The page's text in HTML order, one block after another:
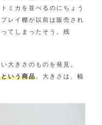
ミカを並べるのにちょう
レイ棚が以前は販売され
てしまったそう。残
大きさのものを発見。
いう商品。大きさは、幅